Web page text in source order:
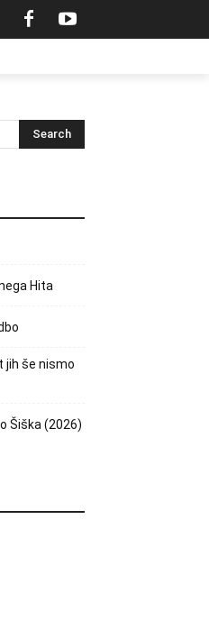
Hita
jih še nismo
Šiška (2026)